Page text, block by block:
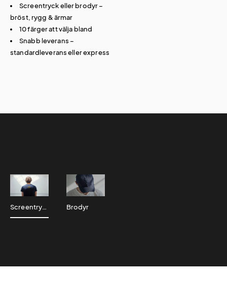
Screentryck eller brodyr –
bröst, rygg & ärmar
10 färger att välja bland
Snabb leverans –
standardleverans eller express
Screentryck Brodyr